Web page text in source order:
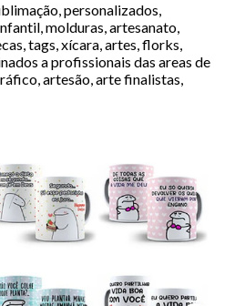
personalizados,
molduras, artesanato,
tags, xícara, artes, florks,
a profissionais das areas de
artesão, arte finalistas,